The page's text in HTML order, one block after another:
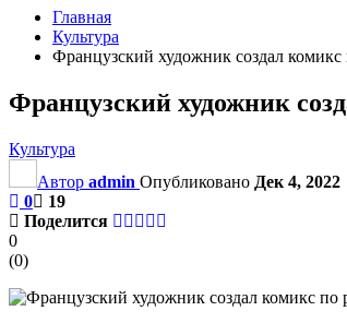
Главная
Культура
Французский художник создал комикс
Французский художник
Культура
Автор admin Опубликовано Дек 4, 2022
0
19
Поделится
0
(0)